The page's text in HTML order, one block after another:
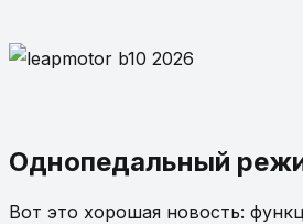
Однопедальный
Вот это хорошая новость: